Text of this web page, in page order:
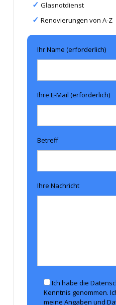
Glasnotdienst
Renovierungen von A-Z
Ihr Name (erforderlich)
Ihre E-Mail (erforderlich)
Betreff
Ihre Nachricht
Ich habe die
Kenntnis genommen.
meine Angaben und